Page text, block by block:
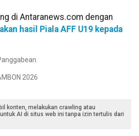
di Antaranews.com dengan
hasil Piala AFF U19 kepada
2026
konten, melakukan crawling atau
AI di situs web ini tanpa izin tertulis dari